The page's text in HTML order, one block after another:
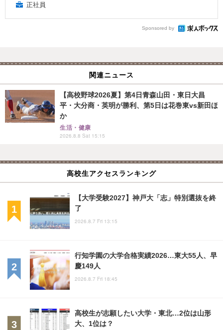
正社員
Sponsored by
関連ニュース
【高校野球2026夏】第4日青森山田・東日大昌
平・大分商・英明が勝利、第5日は花巻東vs新田ほ
か
生活・健康
2026.8.8 Sat 15:15
高校生アクセスランキング
【大学受験2027】神戸大「志」特別選抜を終
了
2026.8.7 Fri 13:15
行知学園の大学合格実績2026…東大55人、早
慶149人
2026.8.7 Fri 18:45
高校生が志願したい大学・東北…2位は山形
大、1位は？